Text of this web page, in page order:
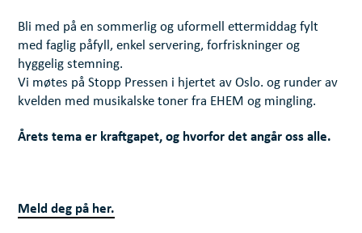
Bli med på en sommerlig og uformell ettermiddag fylt
med faglig påfyll, enkel servering, forfriskninger og
hyggelig stemning.
Vi møtes på Stopp Pressen i hjertet av Oslo. og runder av
kvelden med musikalske toner fra EHEM og mingling.
Årets tema er kraftgapet, og hvorfor det angår oss alle.
Meld deg på her.